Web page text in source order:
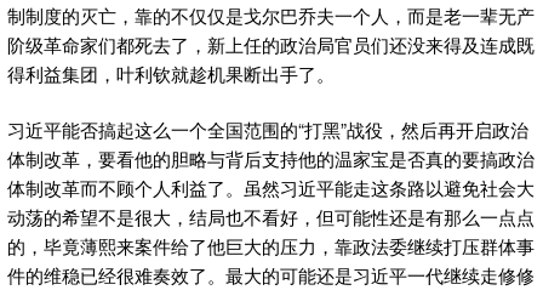
制制度的灭亡，靠的不仅仅是戈尔巴乔夫一个人，而是老一辈无产
阶级革命家们都死去了，新上任的政治局官员们还没来得及连成既
得利益集团，叶利钦就趁机果断出手了。
习近平能否搞起这么一个全国范围的“打黑”战役，然后再开启政治
体制改革，要看他的胆略与背后支持他的温家宝是否真的要搞政治
体制改革而不顾个人利益了。虽然习近平能走这条路以避免社会大
动荡的希望不是很大，结局也不看好，但可能性还是有那么一点点
的，毕竟薄熙来案件给了他巨大的压力，靠政法委继续打压群体事
件的维稳已经很难奏效了。最大的可能还是习近平一代继续走修修